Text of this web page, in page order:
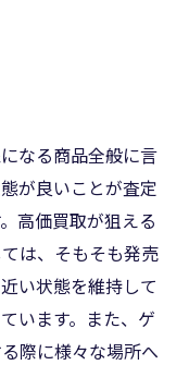
なる商品全般に言
が良いことが査定
高価買取が狙える
は、そもそも発売
い状態を維持して
います。また、ゲ
際に様々な場所へ